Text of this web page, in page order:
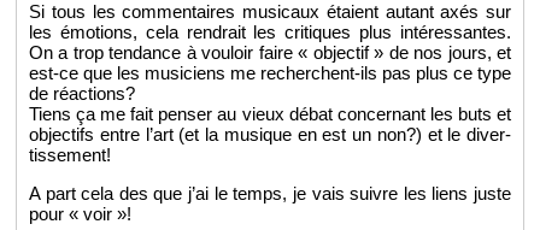
Si tous les com­men­taires mu­si­caux étaient au­tant axés sur
les émo­tions, cela ren­drait les cri­tiques plus in­té­res­santes.
On a trop ten­dance à vou­loir faire « ob­jec­tif » de nos jours, et
est-ce que les mu­si­ciens me re­cherchent-ils pas plus ce type
de ré­ac­tions?
Tiens ça me fait pen­ser au vieux débat concer­nant les buts et
ob­jec­tifs entre l’art (et la mu­sique en est un non?) et le di­ver­
tis­se­ment!
A part cela des que j’ai le temps, je vais suivre les liens juste
pour « voir »!